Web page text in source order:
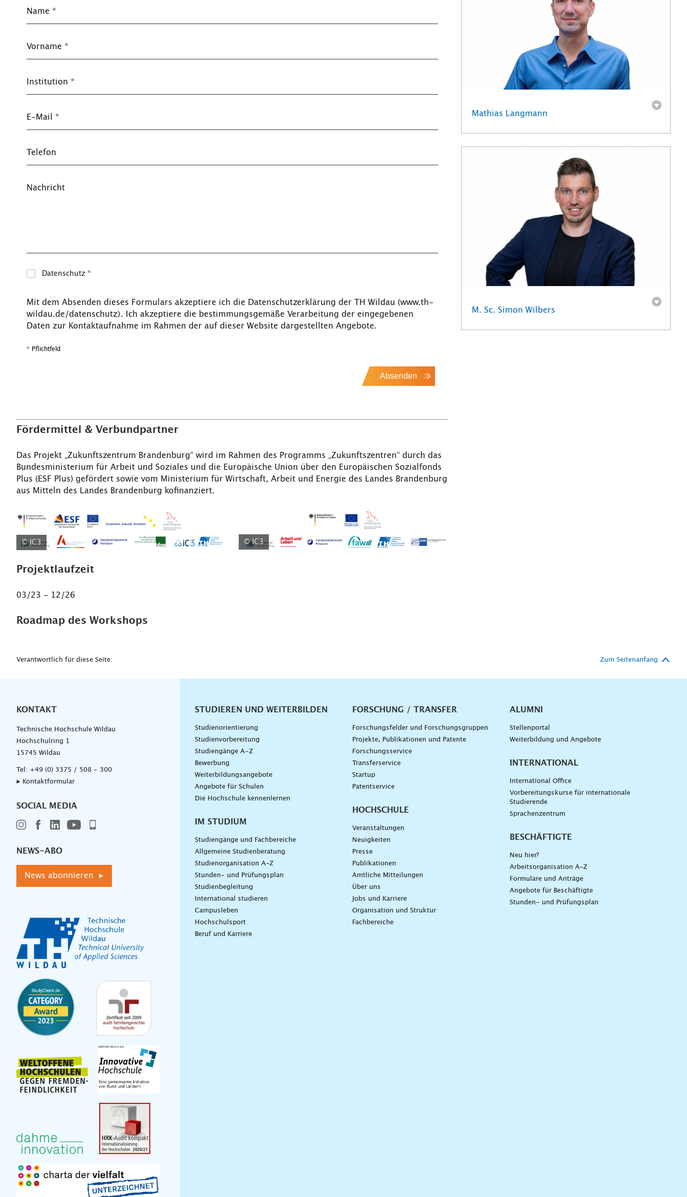
Name *
Vorname *
Institution *
E-Mail *
Telefon
Nachricht
Datenschutz *
Mit dem Absenden dieses Formulars akzeptiere ich die Datenschutzerklärung der TH Wildau (www.th-
wildau.de/datenschutz). Ich akzeptiere die bestimmungsgemäße Verarbeitung der eingegebenen
Daten zur Kontaktaufnahme im Rahmen der auf dieser Website dargestellten Angebote.
* Pflichtfeld
Absenden
Fördermittel & Verbundpartner
Das Projekt „Zukunftszentrum Brandenburg“ wird im Rahmen des Programms „Zukunftszentren“ durch das
Bundesministerium für Arbeit und Soziales und die Europäische Union über den Europäischen Sozialfonds
Plus (ESF Plus) gefördert sowie vom Ministerium für Wirtschaft, Arbeit und Energie des Landes Brandenburg
aus Mitteln des Landes Brandenburg kofinanziert.
© IC3 © IC3
Projektlaufzeit
03/23 - 12/26
Roadmap des Workshops
Mathias Langmann
M. Sc. Simon Wilbers
Verantwortlich für diese Seite: Zum Seitenanfang
KONTAKT
Technische Hochschule Wildau
Hochschulring 1
15745 Wildau
Tel: +49 (0) 3375 / 508 - 300
▸ Kontaktformular
SOCIAL MEDIA
NEWS-ABO
News abonnieren ▸
Unternavigation
STUDIEREN UND WEITERBILDEN
Studienorientierung
Studienvorbereitung
Studiengänge A–Z
Bewerbung
Weiterbildungsangebote
Angebote für Schulen
Die Hochschule kennenlernen
IM STUDIUM
Studiengänge und Fachbereiche
Allgemeine Studienberatung
Studienorganisation A-Z
Stunden- und Prüfungsplan
Studienbegleitung
International studieren
Campusleben
Hochschulsport
Beruf und Karriere
FORSCHUNG / TRANSFER
Forschungsfelder und Forschungsgruppen
Projekte, Publikationen und Patente
Forschungsservice
Transferservice
Startup
Patentservice
HOCHSCHULE
Veranstaltungen
Neuigkeiten
Presse
Publikationen
Amtliche Mitteilungen
Über uns
Jobs und Karriere
Organisation und Struktur
Fachbereiche
ALUMNI
Stellenportal
Weiterbildung und Angebote
INTERNATIONAL
International Office
Vorbereitungskurse für internationale
Studierende
Sprachenzentrum
BESCHÄFTIGTE
Neu hier?
Arbeitsorganisation A-Z
Formulare und Anträge
Angebote für Beschäftigte
Stunden- und Prüfungsplan